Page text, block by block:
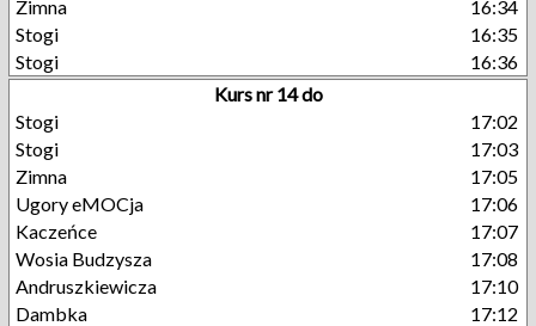
Zimna
16:34
Stogi
16:35
Stogi
16:36
Kurs nr 14 do
Stogi
17:02
Stogi
17:03
Zimna
17:05
Ugory eMOCja
17:06
Kaczeńce
17:07
Wosia Budzysza
17:08
Andruszkiewicza
17:10
Dambka
17:12